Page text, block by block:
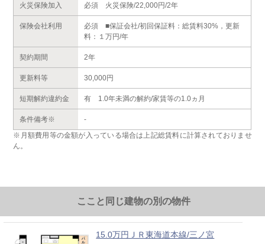
火災保険加入 必須 火災保険/22,000円/2年
保険会社利用
必須 ■保証会社/初回保証料：総賃料30%，更新
料：１万円/年
契約期間 2年
更新料等 30,000円
短期解約違約金 有 1.0年未満の解約/家賃等の1.0ヵ月
条件備考※
-
※月額費用等の金額が入っている場合は上記総賃料に計算されておりませ
ん。
ここと同じ建物の別の物件
15.0万円ＪＲ東海道本線/三ノ宮